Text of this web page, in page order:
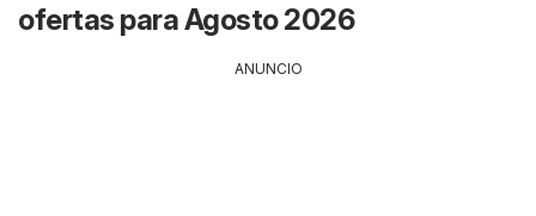
ofertas para Agosto 2026
ANUNCIO